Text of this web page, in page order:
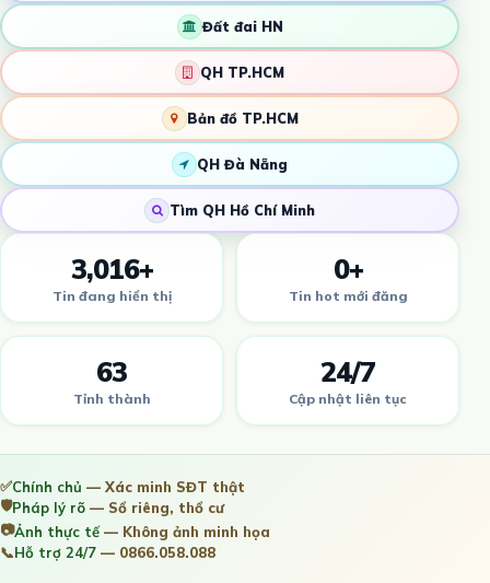
Đất đai HN
QH TP.HCM
Bản đồ TP.HCM
QH Đà Nẵng
Tìm QH Hồ Chí Minh
3,016+
Tin đang hiển thị
0+
Tin hot mới đăng
63
Tỉnh thành
24/7
Cập nhật liên tục
✅Chính chủ — Xác minh SĐT thật
🛡️Pháp lý rõ — Sổ riêng, thổ cư
📷Ảnh thực tế— Không ảnh minh họa
📞Hỗ trợ 24/7 — 0866.058.088